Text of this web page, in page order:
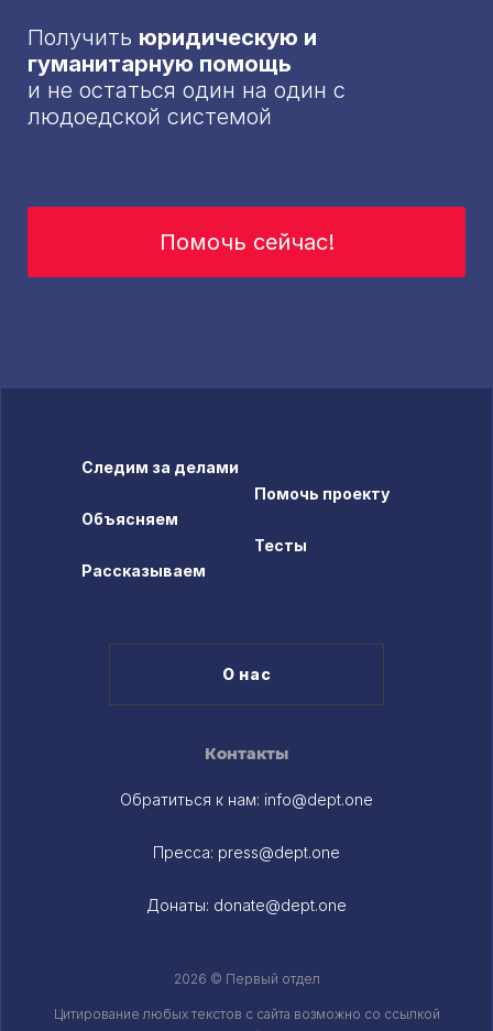
Получить юридическую и
гуманитарную помощь
и не остаться один на один с
людоедской системой
Помочь сейчас!
Контакты
Обратиться к нам: info@dept.one
Пресса: press@dept.one
Донаты: donate@dept.one
Следим за делами
Объясняем
Рассказываем
Помочь проекту
Тесты
О нас
2026 © Первый отдел
Цитирование любых текстов c сайта возможно со ссылкой